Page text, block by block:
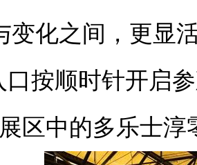
变化之间，更显
口按顺时针开启
区中的多乐士淳